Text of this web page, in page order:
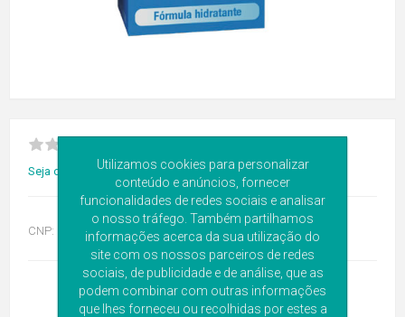
Seja o primeiro a avaliar este produto
CNP: 9014407
Utilizamos cookies para personalizar
conteúdo e anúncios, fornecer
funcionalidades de redes sociais e analisar
o nosso tráfego. Também partilhamos
informações acerca da sua utilização do
site com os nossos parceiros de redes
sociais, de publicidade e de análise, que as
podem combinar com outras informações
que lhes forneceu ou recolhidas por estes a